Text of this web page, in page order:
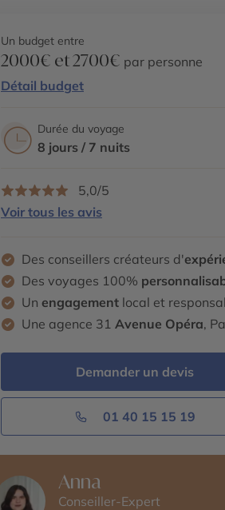
Un budget entre
2000€ et 2700€ par personne
Détail budget
Durée du voyage
8 jours / 7 nuits
5,0/5
Voir tous les avis
Des conseillers créateurs d'
Des voyages 100%
Un engagement local et
Une agence 31 Avenue Opéra,
Demander un devis
01 40 15 15 19
Anna
Conseiller-Expert